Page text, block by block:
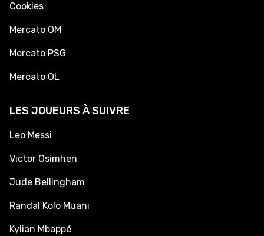
Cookies
Mercato OM
Mercato PSG
Mercato OL
LES JOUEURS À SUIVRE
Leo Messi
Victor Osimhen
Jude Bellingham
Randal Kolo Muani
Kylian Mbappé